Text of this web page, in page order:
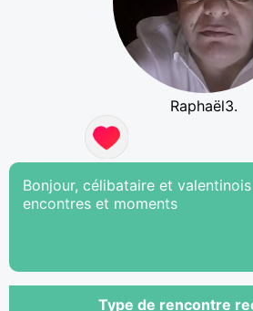
Raphaël3.
Bonjour, célibataire et
encontres et moments
Type de rencontre